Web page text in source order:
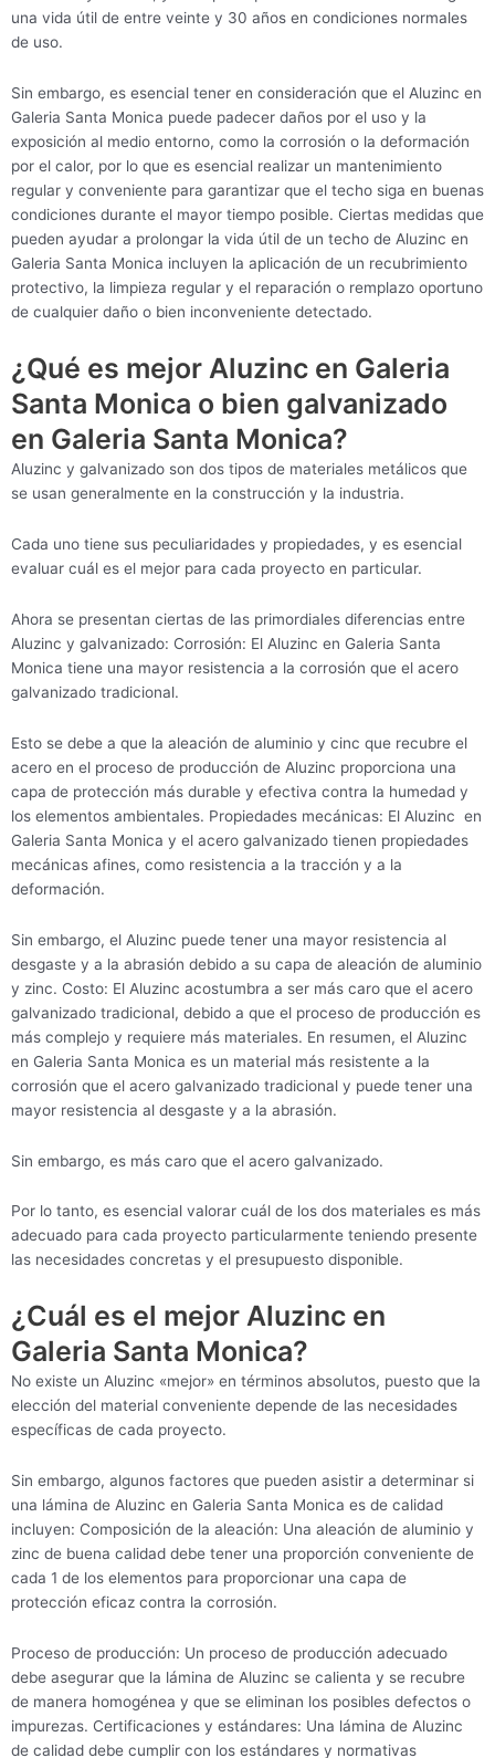
una vida útil de entre veinte y 30 años en condiciones normales
de uso.
Sin embargo, es esencial tener en consideración que el Aluzinc en
Galeria Santa Monica puede padecer daños por el uso y la
exposición al medio entorno, como la corrosión o la deformación
por el calor, por lo que es esencial realizar un mantenimiento
regular y conveniente para garantizar que el techo siga en buenas
condiciones durante el mayor tiempo posible. Ciertas medidas que
pueden ayudar a prolongar la vida útil de un techo de Aluzinc en
Galeria Santa Monica incluyen la aplicación de un recubrimiento
protectivo, la limpieza regular y el reparación o remplazo oportuno
de cualquier daño o bien inconveniente detectado.
¿Qué es mejor Aluzinc en Galeria
Santa Monica o bien galvanizado
en Galeria Santa Monica?
Aluzinc y galvanizado son dos tipos de materiales metálicos que
se usan generalmente en la construcción y la industria.
Cada uno tiene sus peculiaridades y propiedades, y es esencial
evaluar cuál es el mejor para cada proyecto en particular.
Ahora se presentan ciertas de las primordiales diferencias entre
Aluzinc y galvanizado: Corrosión: El Aluzinc en Galeria Santa
Monica tiene una mayor resistencia a la corrosión que el acero
galvanizado tradicional.
Esto se debe a que la aleación de aluminio y cinc que recubre el
acero en el proceso de producción de Aluzinc proporciona una
capa de protección más durable y efectiva contra la humedad y
los elementos ambientales. Propiedades mecánicas: El Aluzinc en
Galeria Santa Monica y el acero galvanizado tienen propiedades
mecánicas afines, como resistencia a la tracción y a la
deformación.
Sin embargo, el Aluzinc puede tener una mayor resistencia al
desgaste y a la abrasión debido a su capa de aleación de aluminio
y zinc. Costo: El Aluzinc acostumbra a ser más caro que el acero
galvanizado tradicional, debido a que el proceso de producción es
más complejo y requiere más materiales. En resumen, el Aluzinc
en Galeria Santa Monica es un material más resistente a la
corrosión que el acero galvanizado tradicional y puede tener una
mayor resistencia al desgaste y a la abrasión.
Sin embargo, es más caro que el acero galvanizado.
Por lo tanto, es esencial valorar cuál de los dos materiales es más
adecuado para cada proyecto particularmente teniendo presente
las necesidades concretas y el presupuesto disponible.
¿Cuál es el mejor Aluzinc en
Galeria Santa Monica?
No existe un Aluzinc «mejor» en términos absolutos, puesto que la
elección del material conveniente depende de las necesidades
específicas de cada proyecto.
Sin embargo, algunos factores que pueden asistir a determinar si
una lámina de Aluzinc en Galeria Santa Monica es de calidad
incluyen: Composición de la aleación: Una aleación de aluminio y
zinc de buena calidad debe tener una proporción conveniente de
cada 1 de los elementos para proporcionar una capa de
protección eficaz contra la corrosión.
Proceso de producción: Un proceso de producción adecuado
debe asegurar que la lámina de Aluzinc se calienta y se recubre
de manera homogénea y que se eliminan los posibles defectos o
impurezas. Certificaciones y estándares: Una lámina de Aluzinc
de calidad debe cumplir con los estándares y normativas